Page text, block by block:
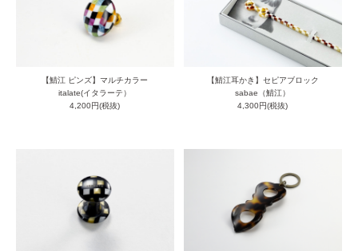
【鯖江 ピンズ】マルチカラー
italate(イタラーテ）
4,200円(税抜)
【鯖江耳かき】セピアブロック
sabae（鯖江）
4,300円(税抜)